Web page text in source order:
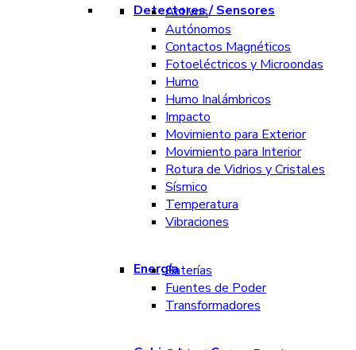
Detectores / Sensores
Activos
Autónomos
Contactos Magnéticos
Fotoeléctricos y Microondas
Humo
Humo Inalámbricos
Impacto
Movimiento para Exterior
Movimiento para Interior
Rotura de Vidrios y Cristales
Sísmico
Temperatura
Vibraciones
EnergíaBaterías
Fuentes de Poder
Transformadores